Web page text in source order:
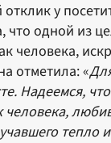
у
одной из
человека,
отметила: «
Надеемся,
человека,
тепло